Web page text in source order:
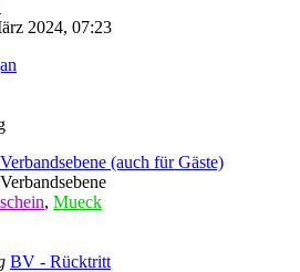
Beitrag2024, 07:23
(auch für Gäste)
, Mueck
BV - Rücktritt